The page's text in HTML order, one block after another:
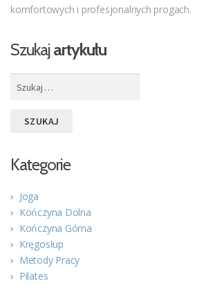
komfortowych i profesjonalnych progach.
Szukajartykułu
Kategorie
Joga
Kończyna Dolna
Kończyna Górna
Kręgosłup
Metody Pracy
Pilates